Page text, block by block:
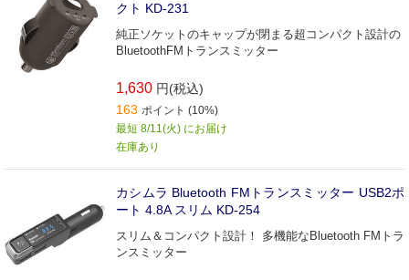
クト KD-231
純正ソケットのキャップが閉まる超コンパクト設計の
BluetoothFMトランスミッター
1,630 円(税込)
163 ポイント (10%)
最短 8/11(火) にお届け
在庫あり
カシムラ Bluetooth FMトランスミッター USB2ポ
ート 4.8A スリム KD-254
スリム＆コンパクト設計！ 多機能なBluetooth FMトラ
ンスミッター